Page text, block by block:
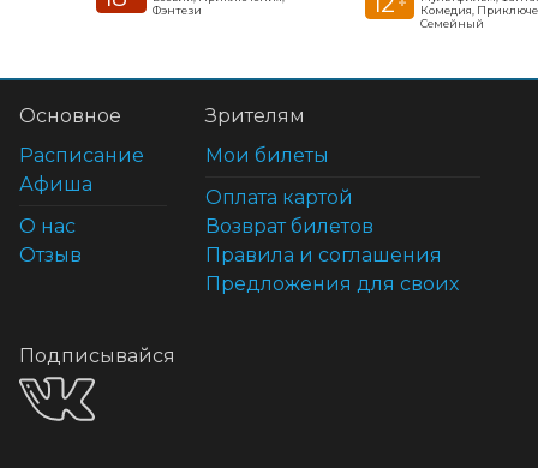
Фэнтези
Комедия,
Семейный
Основное
Расписание
Афиша
О нас
Отзыв
Зрителям
Мои билеты
Оплата картой
Возврат билетов
Правила и соглашения
Предложения для своих
Подписывайся